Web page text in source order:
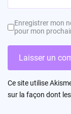
Enregistrer mon
pour mon
Ce site utilise
sur la façon dont